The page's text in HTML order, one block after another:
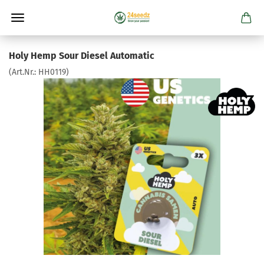
Holy Hemp Sour Diesel Automatic
(Art.Nr.: HH0119)